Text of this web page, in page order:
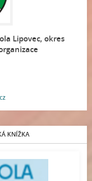
Lipovec, okres
KNÍŽKA